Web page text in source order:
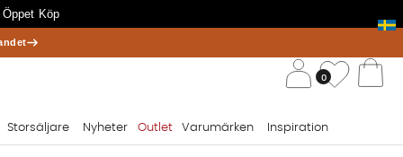
Köp
0
Storsäljare Nyheter Outlet Varumärken Inspiration